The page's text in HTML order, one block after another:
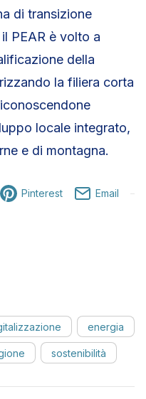
di transizione
PEAR è volto a
della
la filiera corta
locale integrato,
e di montagna.
Pinterest Email
energia
sostenibilità